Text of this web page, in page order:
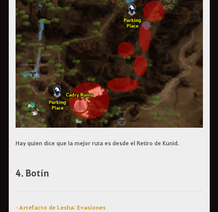
Hay quien dice que la mejor ruta es desde el Retiro de Kunid.
4. Botín
• Artefacto de Lesha: Evasiones